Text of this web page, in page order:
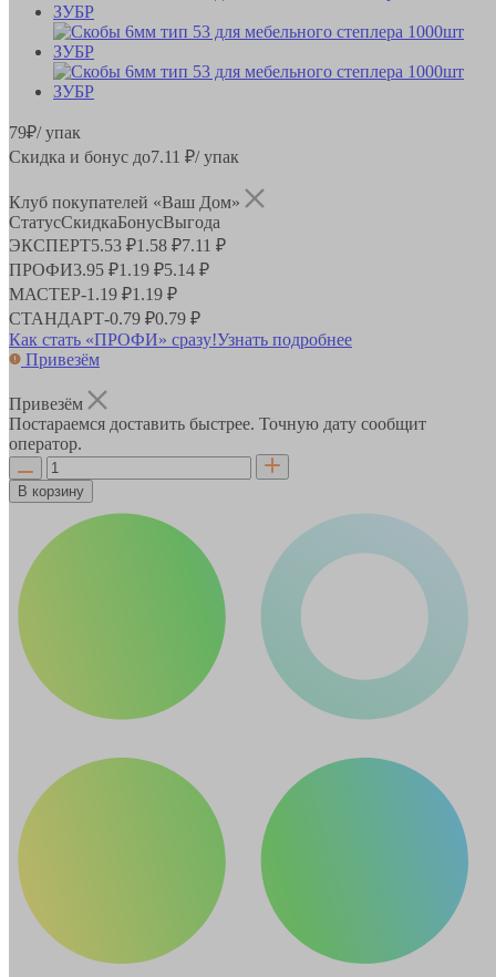
79₽/ упак
Скидка и бонус до7.11 ₽/ упак
Клуб покупателей «Ваш Дом»
СтатусСкидкаБонусВыгода
ЭКСПЕРТ5.53 ₽1.58 ₽7.11 ₽
ПРОФИ3.95 ₽1.19 ₽5.14 ₽
МАСТЕР-1.19 ₽1.19 ₽
СТАНДАРТ-0.79 ₽0.79 ₽
Как стать «ПРОФИ» сразу!Узнать подробнее
Привезём
Привезём
Постараемся доставить быстрее. Точную дату сообщит
оператор.
В корзину